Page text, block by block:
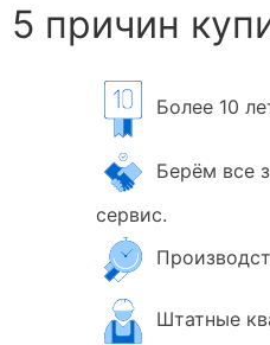
5 причин
Более 10
Берём все
сервис.
Штатные